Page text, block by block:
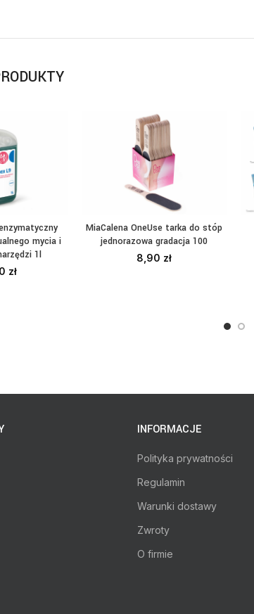
mycia i
1l
zł
DODAJ DO KOSZYKA
MiaCalena OneUse tarka do stóp
jednorazowa gradacja 100
8,90 zł
INFORMACJE
Polityka prywatności
Regulamin
Warunki dostawy
Zwroty
O firmie